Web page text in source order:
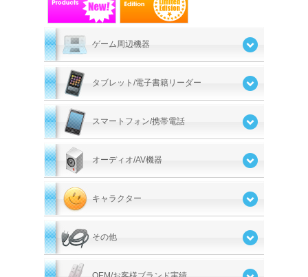
ゲーム周辺機器
タブレット/電子書籍リーダー
スマートフォン/携帯電話
オーディオ/AV機器
キャラクター
その他